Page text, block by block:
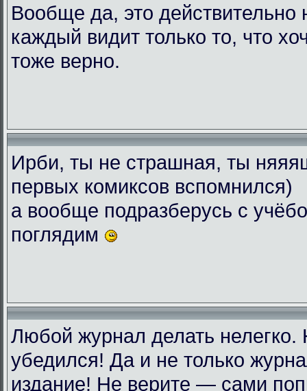
Вообще да, это действительно
каждый видит только то, что
тоже верно.
Ирби, ты не страшная, ты
первых комиксов вспомнился)
а вообще подразберусь с
поглядим
Любой журнал делать
убедился! Да и не только
издание! Не верите — сами